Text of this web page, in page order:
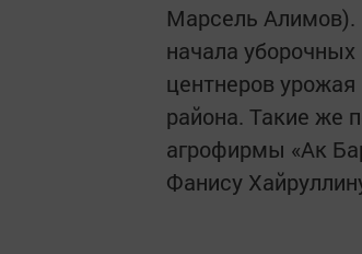
Марсель Алимов).
начала
центнеров
района. Такие же
агрофирмы «Ак
Фанису